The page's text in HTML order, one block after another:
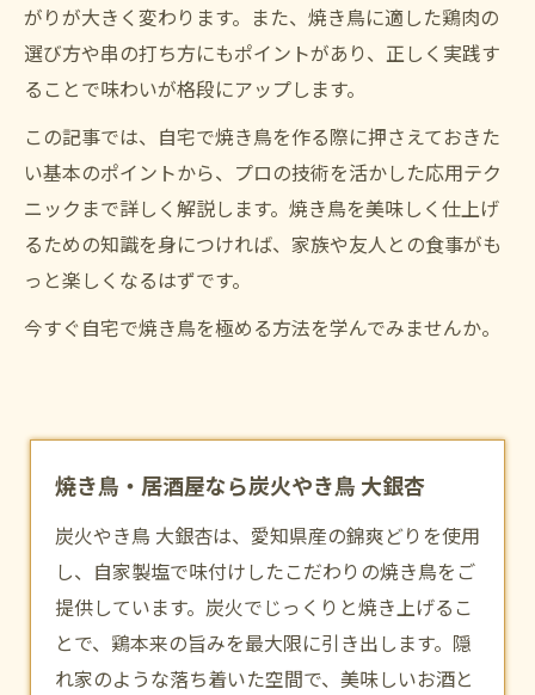
がりが大きく変わります。また、焼き鳥に適した鶏肉の
選び方や串の打ち方にもポイントがあり、正しく実践す
ることで味わいが格段にアップします。
この記事では、自宅で焼き鳥を作る際に押さえておきた
い基本のポイントから、プロの技術を活かした応用テク
ニックまで詳しく解説します。焼き鳥を美味しく仕上げ
るための知識を身につければ、家族や友人との食事がも
っと楽しくなるはずです。
今すぐ自宅で焼き鳥を極める方法を学んでみませんか。
焼き鳥・居酒屋なら炭火やき鳥 大銀杏
炭火やき鳥 大銀杏は、愛知県産の錦爽どりを使用
し、自家製塩で味付けしたこだわりの焼き鳥をご
提供しています。炭火でじっくりと焼き上げるこ
とで、鶏本来の旨みを最大限に引き出します。隠
れ家のような落ち着いた空間で、美味しいお酒と